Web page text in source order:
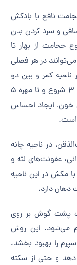
نافع یا بادکش
و سرد کردن بدن
حجامت از بهار تا
می‌توانند در هر فصلی
ناحیه کمر و بین دو
کتف انجام می‌شود و از مهره‌های گردنی 2 و 3 شروع و تا مهره 5
خون، ایجاد احساس
است.
در ناحیه چانه
عفونت‌های لثه و
مکش در این ناحیه
دهان دارد.
پشت گوش بر روی
می‌شود. این روش
را بهبود بخشد،
دهد و حتی از سکته